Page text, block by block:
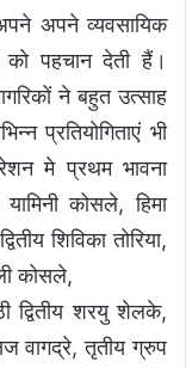
अपने व्यवसायिक
को पहचान देती हैं।
ने बहुत उत्साह
प्रतियोगिताएं भी
मे प्रथम भावना
यामिनी कोसले, हिमा
शिविका तोरिया,
कोसले,
द्वितीय शरयु शेलके,
वागद्रे, तृतीय ग्रुप